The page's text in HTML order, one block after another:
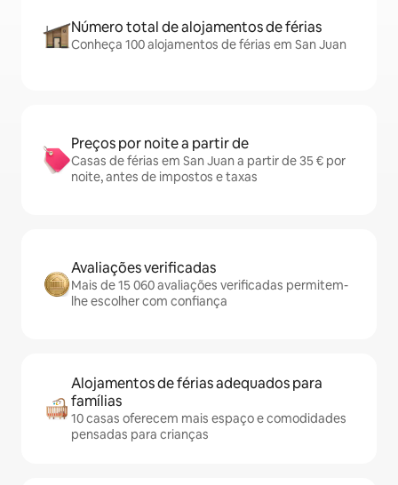
Número total de alojamentos de férias
Conheça 100 alojamentos de férias em San Juan
Preços por noite a partir de
Casas de férias em San Juan a partir de 35 € por
noite, antes de impostos e taxas
Avaliações verificadas
Mais de 15 060 avaliações verificadas permitem-
lhe escolher com confiança
Alojamentos de férias adequados para
famílias
10 casas oferecem mais espaço e comodidades
pensadas para crianças